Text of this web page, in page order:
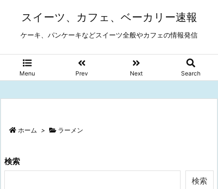
スイーツ、カフェ、ベーカリー速報
ケーキ、パンケーキなどスイーツ全般やカフェの情報発信
Menu Prev Next Search
ホーム > ラーメン
検索
検索